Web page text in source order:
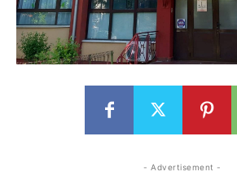
- Advertisement -